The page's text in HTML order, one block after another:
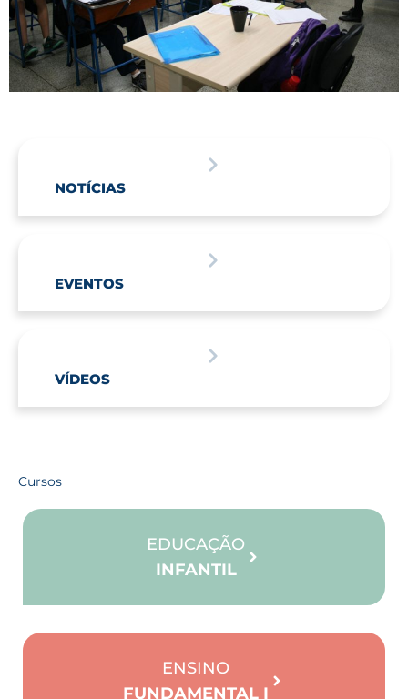
NOTÍCIAS
EVENTOS
VÍDEOS
Cursos
EDUCAÇÃO
INFANTIL
ENSINO
FUNDAMENTAL I